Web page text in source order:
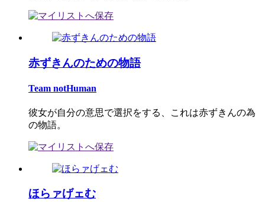
赤ずきんのための物語
Team notHuman
彼女が自分の意思で選択をする、これは赤ずきんの為
の物語。
ほらァげェむ